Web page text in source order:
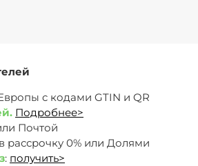
c кодами GTIN и QR
Подробнее>
Почтой
рассрочку 0% или Долями
: получить>